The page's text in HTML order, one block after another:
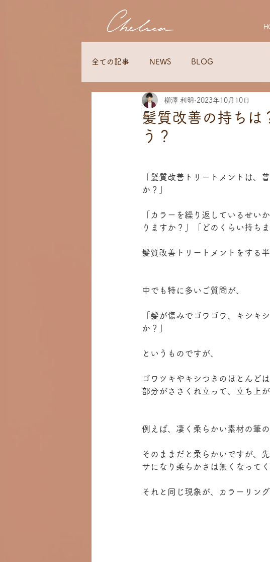
全ての記事 NEWS BLOG
髪質改善の持ちは
う？
柳澤 利明 2023年10月10日
「髪質改善トリートメントは、
か
「カラーを繰り返しているせい
りますか？」「どのくらい持ちま
髪質改善トリートメントをする
中でも特に多いご質問が、
「髪が傷みでゴワゴワ、キシキ
か？」
というものですが、
ゴワツキやキシつきのほとんど
部分がささくれ立って、立ち上
例えば、凄く柔らかい素材の筆
そのままだと柔らかいですが、
サになり柔らかさは無くなってく
それと同じ現象が、カラーリン